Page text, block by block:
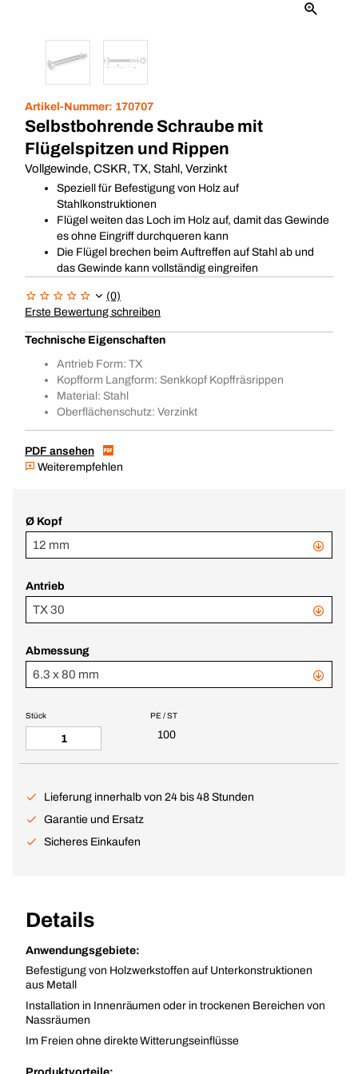
Artikel-Nummer: 170707
Selbstbohrende Schraube mit
Flügelspitzen und Rippen
Vollgewinde, CSKR, TX, Stahl, Verzinkt
Speziell für Befestigung von Holz auf
Stahlkonstruktionen
Flügel weiten das Loch im Holz auf, damit das Gewinde
es ohne Eingriff durchqueren kann
Die Flügel brechen beim Auftreffen auf Stahl ab und
das Gewinde kann vollständig eingreifen
(0)
Erste Bewertung schreiben
Technische Eigenschaften
Antrieb Form: TX
Kopfform Langform: Senkkopf Kopffräsrippen
Material: Stahl
Oberflächenschutz: Verzinkt
PDF ansehen
Weiterempfehlen
Ø Kopf
12 mm
Antrieb
TX 30
Abmessung
6.3 x 80 mm
PE / ST
100
Stück
Lieferung innerhalb von 24 bis 48 Stunden
Garantie und Ersatz
Sicheres Einkaufen
Details
Anwendungsgebiete:
Befestigung von Holzwerkstoffen auf Unterkonstruktionen
aus Metall
Installation in Innenräumen oder in trockenen Bereichen von
Nassräumen
Im Freien ohne direkte Witterungseinflüsse